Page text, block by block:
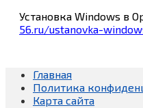
Установка Windows в
56.ru/ustanovka-
Главная
Политика
Карта сайта